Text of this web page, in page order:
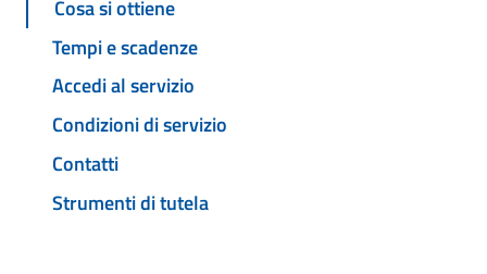
Cosa si ottiene
Tempi e scadenze
Accedi al servizio
Condizioni di servizio
Contatti
Strumenti di tutela